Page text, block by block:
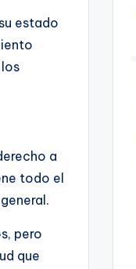
estado
a
todo el
pero
que